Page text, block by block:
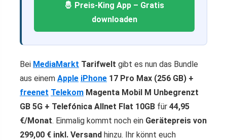
🤴 Preis-King App – Gratis
downloaden
Bei MediaMarkt Tarifwelt gibt es nun das Bundle
aus einem Apple iPhone 17 Pro Max (256 GB) +
freenet Telekom Magenta Mobil M Unbegrenzt
GB 5G + Telefónica Allnet Flat 10GB für 44,95
€/Monat. Einmalig kommt noch ein Gerätepreis von
299,00 € inkl. Versand hinzu. Ihr könnt euch